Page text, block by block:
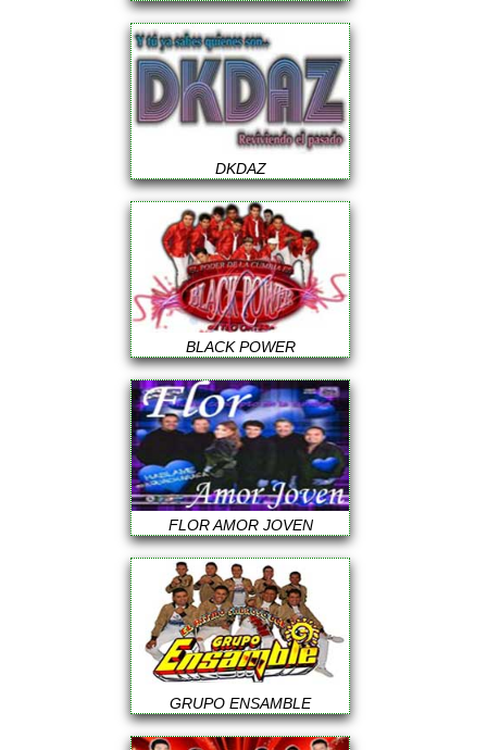
DKDAZ
BLACK POWER
FLOR AMOR JOVEN
GRUPO ENSAMBLE